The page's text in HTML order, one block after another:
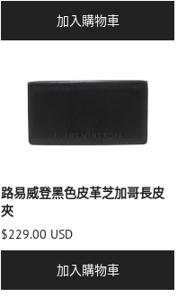
加入購物車
路易威登黑色皮革芝加哥長皮
夾
$229.00 USD
加入購物車